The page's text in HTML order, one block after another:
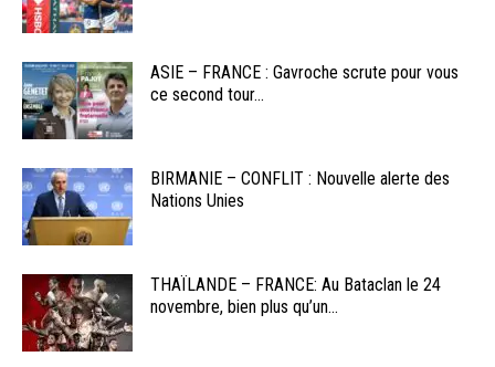
ASIE – FRANCE : Gavroche scrute pour vous
ce second tour...
BIRMANIE – CONFLIT : Nouvelle alerte des
Nations Unies
THAÏLANDE – FRANCE: Au Bataclan le 24
novembre, bien plus qu’un...